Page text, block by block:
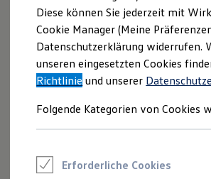
Kompaktwagen
Sportwagen
Schnell verfügbare Fahrzeuge
Angebote und Produkte
Aktuelle Angebote
E-Auto-Förderung
Volkswagen Marktplatz
Junge Gebrauchtwagen und
Saisonangebote
Diese können Sie jederzeit mit
Cookie Manager (Meine
Datenschutzerklärung widerrufen.
unseren eingesetzten Cookies
Richtlinie und unserer
Folgende Kategorien von Cookies
Erforderliche Cookies